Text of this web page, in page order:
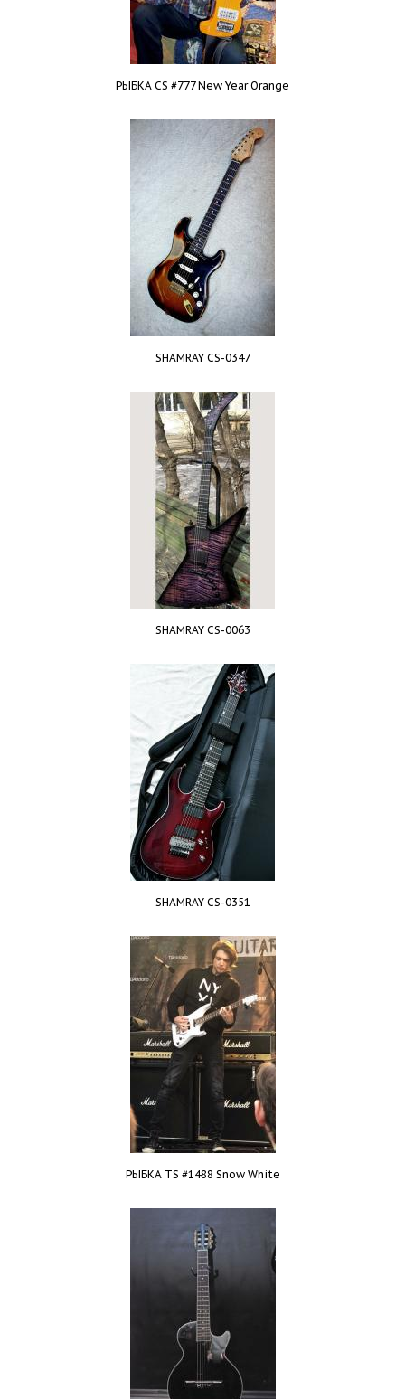
РЫБКА CS #777 New Year Orange
SHAMRAY CS-0347
SHAMRAY CS-0063
SHAMRAY CS-0351
РЫБКА TS #1488 Snow White